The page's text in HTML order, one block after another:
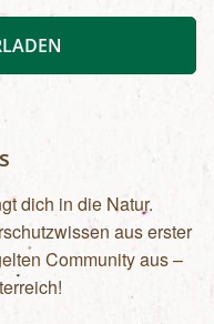
dich in die Natur.
aus erster
Community aus –